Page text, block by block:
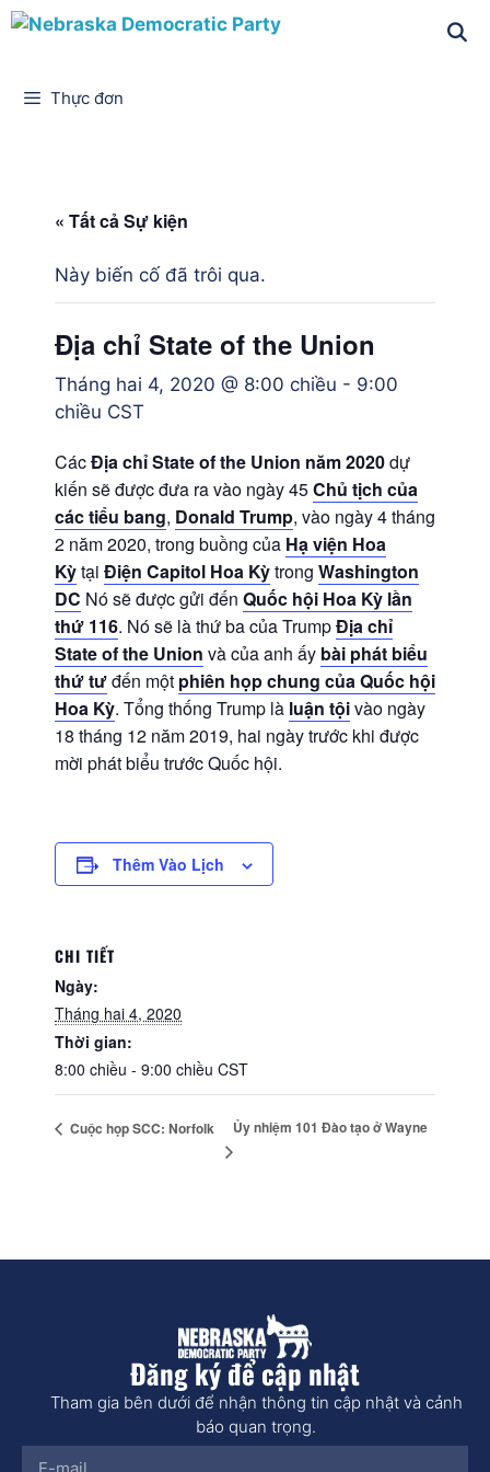
Thực đơn
« Tất cả Sự kiện
Này biến cố đã trôi qua.
Địa chỉ State of the Union
Tháng hai 4, 2020 @ 8:00 chiều - 9:00
chiều CST
CácĐịa chỉ State of the Union năm 2020dự
kiến sẽ được đưa ra vào ngày 45Chủ tịch của
các tiểu bang, Donald Trump, vào ngày 4 tháng
2 năm 2020, trong buồng của Hạ viện Hoa
Kỳtại Điện Capitol Hoa Kỳtrong Washington
DC Nó sẽ được gửi đến Quốc hội Hoa Kỳ lần
thứ 116. Nó sẽ là thứ ba của TrumpĐịa chỉ
State of the Union và của anh ấy bài phát biểu
thứ tưđến một phiên họp chung của Quốc hội
Hoa Kỳ. Tổng thống Trump là luận tộivào ngày
18 tháng 12 năm 2019, hai ngày trước khi được
mời phát biểu trước Quốc hội.
Thêm Vào Lịch
CHI TIẾT
Ngày:
Tháng hai 4, 2020
Thời gian:
8:00 chiều - 9:00 chiều CST
Cuộc họp SCC: Norfolk Ủy nhiệm 101 Đào tạo ở Wayne
Đăng ký để cập nhật
Tham gia bên dưới để nhận thông tin cập nhật và cảnh
báo quan trọng.